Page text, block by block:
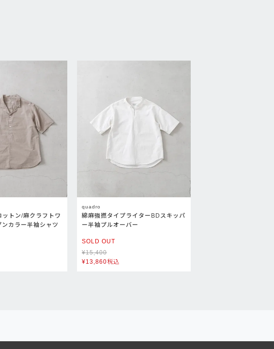
ットン/麻クラフトワ
ンカラー半袖シャツ
quadro
綿麻強撚タイプライターBDスキッパ
ー半袖プルオーバー
SOLD OUT
¥15,400
¥13,860税込